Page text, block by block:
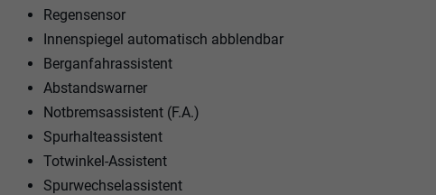
Regensensor
Innenspiegel automatisch abblendbar
Berganfahrassistent
Abstandswarner
Notbremsassistent (F.A.)
Spurhalteassistent
Totwinkel-Assistent
Spurwechselassistent